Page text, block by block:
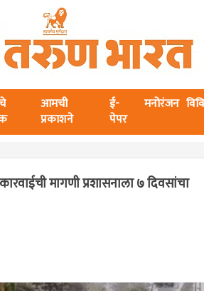
आमची
प्रकाशने
ई-
पेपर
मनोरंजन
मागणी प्रशासनाला ७ दिवसांचा